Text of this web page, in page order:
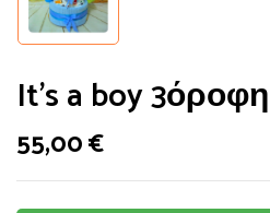
It’s a boy
55,00€